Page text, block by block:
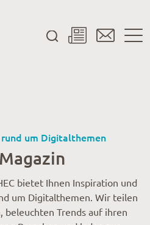
rund um Digitalthemen
bietet Ihnen Inspiration und
um Digitalthemen. Wir teilen
beleuchten Trends auf ihren